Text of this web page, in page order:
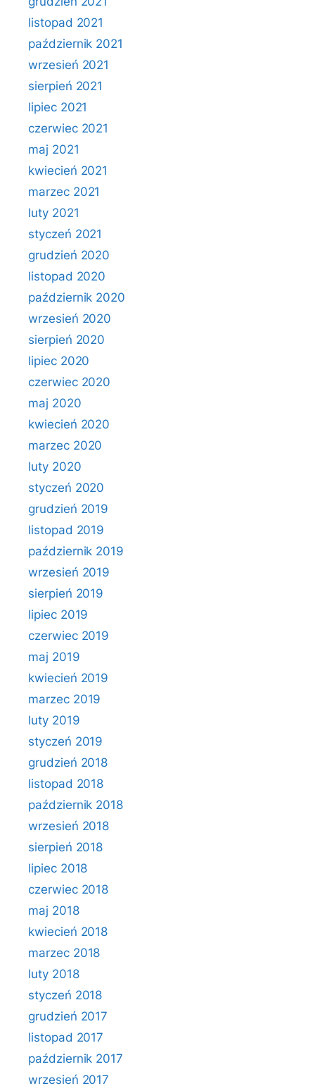
listopad 2021
październik 2021
wrzesień 2021
sierpień 2021
lipiec 2021
czerwiec 2021
maj 2021
kwiecień 2021
marzec 2021
luty 2021
styczeń 2021
grudzień 2020
listopad 2020
październik 2020
wrzesień 2020
sierpień 2020
lipiec 2020
czerwiec 2020
maj 2020
kwiecień 2020
marzec 2020
luty 2020
styczeń 2020
grudzień 2019
listopad 2019
październik 2019
wrzesień 2019
sierpień 2019
lipiec 2019
czerwiec 2019
maj 2019
kwiecień 2019
marzec 2019
luty 2019
styczeń 2019
grudzień 2018
listopad 2018
październik 2018
wrzesień 2018
sierpień 2018
lipiec 2018
czerwiec 2018
maj 2018
kwiecień 2018
marzec 2018
luty 2018
styczeń 2018
grudzień 2017
listopad 2017
październik 2017
wrzesień 2017